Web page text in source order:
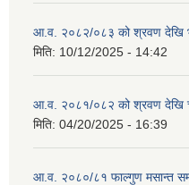
आ.व. २०८२/०८३ को श्रवण देखि
मिति: 10/12/2025 - 14:42
आ.व. २०८१/०८२ को श्रवण देखि
मिति: 04/20/2025 - 16:39
आ.व. २०८०/८१ फाल्गुण मसान्त